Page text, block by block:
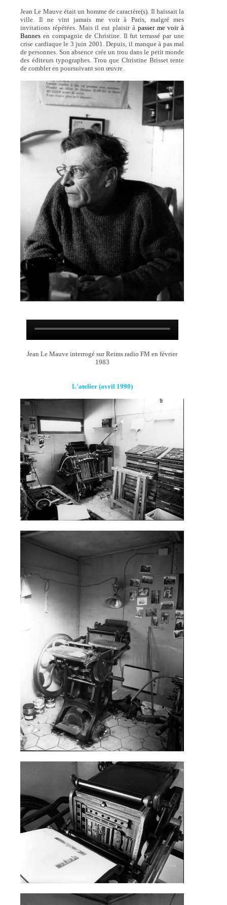
Jean Le Mauve était un homme de caractère(s). Il haïssait la
ville. Il ne vint jamais me voir à Paris, malgré mes
invitations répétées. Mais il eut plaisir à passer me voir à
Bannesen compagnie de Christine. Il fut terrassé par une
crise cardiaque le 3 juin 2001. Depuis, il manque à pas mal
de personnes. Son absence crée un trou dans le petit monde
des éditeurs typographes. Trou que Christine Brisset tente
de combler en poursuivant son œuvre.
Jean Le Mauve interrogé sur Reims radio FM en février
1983
L'atelier (avril 1990)